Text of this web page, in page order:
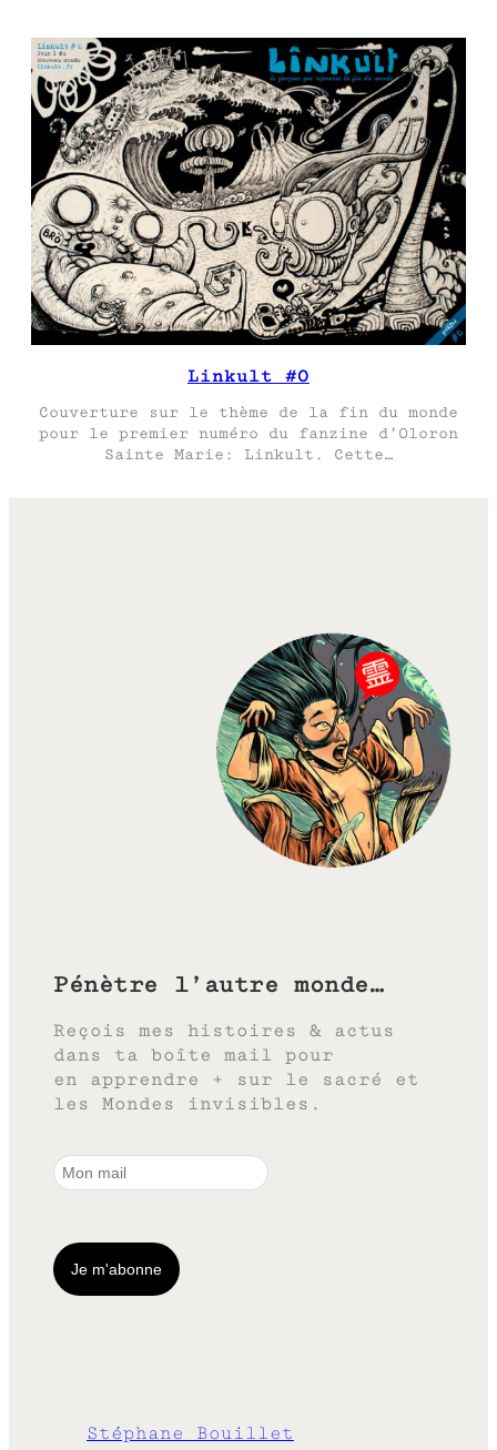
Linkult #0
Couverture sur le thème de la fin du monde
pour le premier numéro du fanzine d’Oloron
Sainte Marie: Linkult. Cette…
Pénètre l’autre monde…
Reçois mes histoires & actus
dans ta boîte mail pour
en apprendre + sur le sacré et
les Mondes invisibles.
Stéphane Bouillet